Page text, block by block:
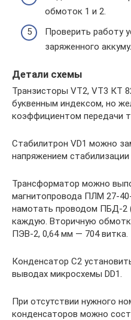
обмоток 1 и 2.
Проверить работу
заряженного
Детали схемы
Транзисторы VT2, VT3 КТ
буквенным индексом, но
коэффициентом передачи
Стабилитрон VD1 можно
напряжением стабилизации
Трансформатор можно
магнитопровода ПЛМ 27-
намотать проводом ПБД-2
каждую. Вторичную
ПЭВ-2, 0,64 мм — 704 витка.
Конденсатор С2
выводах микросхемы DD1.
При отсутствии нужного
конденсаторов можно